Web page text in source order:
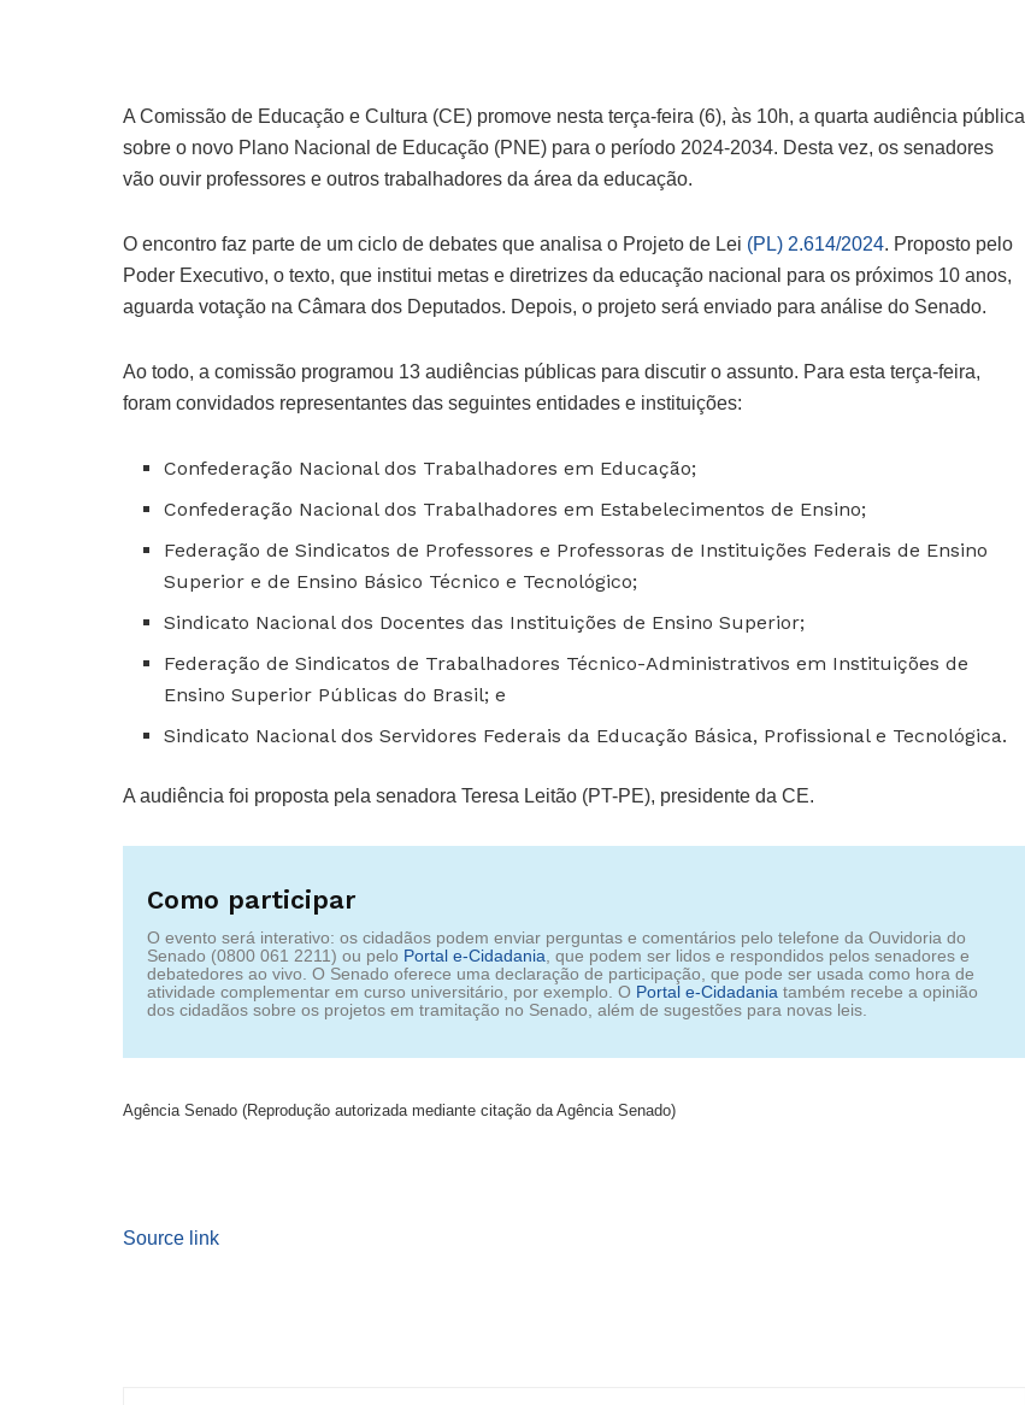
A Comissão de Educação e Cultura (CE) promove nesta terça-feira (6), às 10h, a quarta audiência pública
sobre o novo Plano Nacional de Educação (PNE) para o período 2024-2034. Desta vez, os senadores
vão ouvir professores e outros trabalhadores da área da educação.
O encontro faz parte de um ciclo de debates que analisa o Projeto de Lei (PL) 2.614/2024. Proposto pelo
Poder Executivo, o texto, que institui metas e diretrizes da educação nacional para os próximos 10 anos,
aguarda votação na Câmara dos Deputados. Depois, o projeto será enviado para análise do Senado.
Ao todo, a comissão programou 13 audiências públicas para discutir o assunto. Para esta terça-feira,
foram convidados representantes das seguintes entidades e instituições:
Confederação Nacional dos Trabalhadores em Educação;
Confederação Nacional dos Trabalhadores em Estabelecimentos de Ensino;
Federação de Sindicatos de Professores e Professoras de Instituições Federais de Ensino
Superior e de Ensino Básico Técnico e Tecnológico;
Sindicato Nacional dos Docentes das Instituições de Ensino Superior;
Federação de Sindicatos de Trabalhadores Técnico-Administrativos em Instituições de
Ensino Superior Públicas do Brasil; e
Sindicato Nacional dos Servidores Federais da Educação Básica, Profissional e Tecnológica.
A audiência foi proposta pela senadora Teresa Leitão (PT-PE), presidente da CE.
Como participar
O evento será interativo: os cidadãos podem enviar perguntas e comentários pelo telefone da Ouvidoria do
Senado (0800 061 2211) ou pelo Portal e‑Cidadania, que podem ser lidos e respondidos pelos senadores e
debatedores ao vivo. O Senado oferece uma declaração de participação, que pode ser usada como hora de
atividade complementar em curso universitário, por exemplo. O Portal e‑Cidadania também recebe a opinião
dos cidadãos sobre os projetos em tramitação no Senado, além de sugestões para novas leis.
Agência Senado (Reprodução autorizada mediante citação da Agência Senado)
Source link